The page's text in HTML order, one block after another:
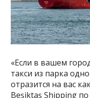
«Если в вашем
такси из парка
отразится на вас
Beşiktaş Shipping